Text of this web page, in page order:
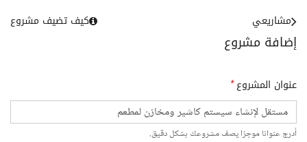
إضافة مشروع
مشاريعي كيف تضيف مشروع
عنوان المشروع*
أدرج عنوانا موجزا يصف مشروعك بشكل دقيق.